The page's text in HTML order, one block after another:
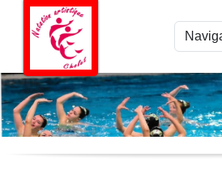
Panneau de gestion des cookies